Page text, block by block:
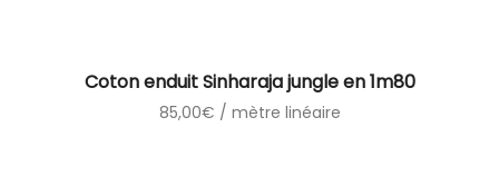
Coton enduit Sinharaja jungle en 1m80
85,00€ / mètre linéaire